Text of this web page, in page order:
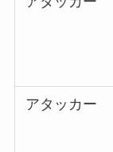
アタッカー